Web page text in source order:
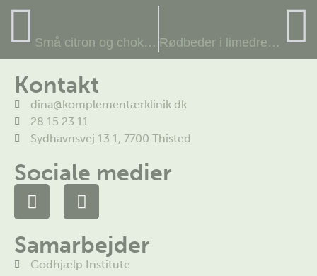
Små citron og chokolade kager Rødbeder i limedressing
Kontakt
dina@komplementærklinik.dk
28 15 23 11
Sydhavnsvej 13.1, 7700 Thisted
Sociale medier
Samarbejder
Godhjælp Institute